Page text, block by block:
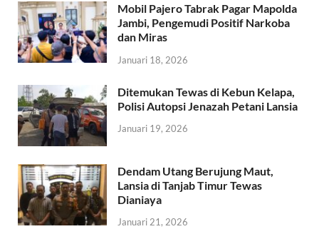
Mobil Pajero Tabrak Pagar Mapolda
Jambi, Pengemudi Positif Narkoba
dan Miras
Januari 18, 2026
Ditemukan Tewas di Kebun Kelapa,
Polisi Autopsi Jenazah Petani Lansia
Januari 19, 2026
Dendam Utang Berujung Maut,
Lansia di Tanjab Timur Tewas
Dianiaya
Januari 21, 2026